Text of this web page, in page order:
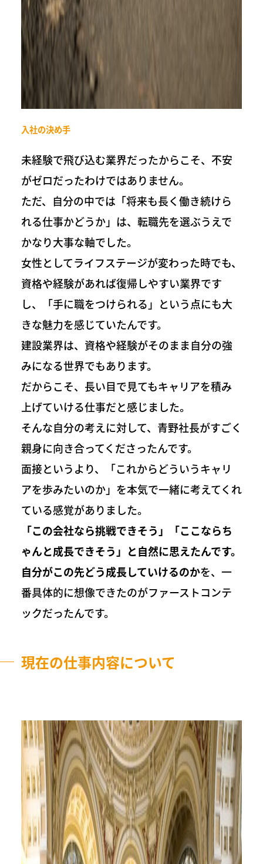
入社の決め手
未経験で飛び込む業界だったからこそ、不安
がゼロだったわけではありません。
ただ、自分の中では「将来も長く働き続けら
れる仕事かどうか」は、転職先を選ぶうえで
かなり大事な軸でした。
女性としてライフステージが変わった時でも、
資格や経験があれば復帰しやすい業界です
し、「手に職をつけられる」という点にも大
きな魅力を感じていたんです。
建設業界は、資格や経験がそのまま自分の強
みになる世界でもあります。
だからこそ、長い目で見てもキャリアを積み
上げていける仕事だと感じました。
そんな自分の考えに対して、青野社長がすごく
親身に向き合ってくださったんです。
面接というより、「これからどういうキャリ
アを歩みたいのか」を本気で一緒に考えてくれ
ている感覚がありました。
「この会社なら挑戦できそう」「ここならち
ゃんと成長できそう」と自然に思えたんです。
自分がこの先どう成長していけるのかを、一
番具体的に想像できたのがファーストコンテ
ックだったんです。
現在の仕事内容について